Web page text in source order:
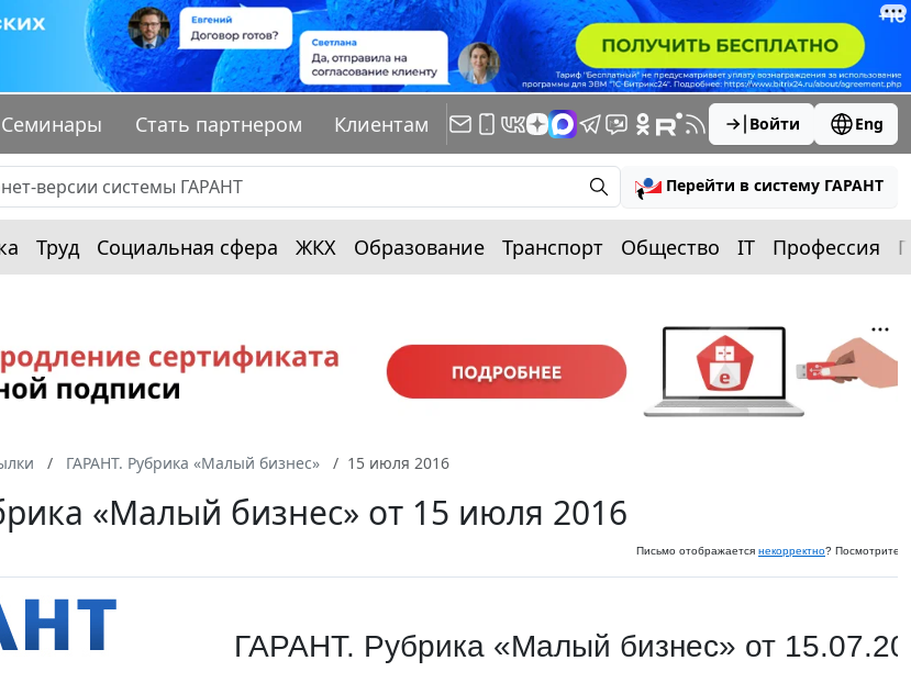
Семинары Стать партнером Клиентам Войти Eng
Перейти в систему ГАРАНТ
Труд Социальная сфера ЖКХ Образование Транспорт Общество IT Профессия
ГАРАНТ. Рубрика «Малый бизнес» 15 июля 2016
«Малый бизнес» от 15 июля 2016
Письмо отображается некорректно? Посмотрите
ГАРАНТ. Рубрика «Малый бизнес» от